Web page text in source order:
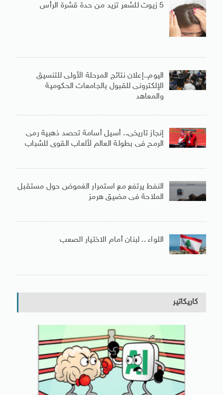
5 زيوت للشعر تزيد من حدة قشرة الرأس
اليوم..إعلان نتائج المرحلة الأولى للتنسيق
الإلكترونى للقبول بالجامعات الحكومية
والمعاهد
إنجاز تاريخى.. أسيل أسامة تحصد ذهبية رمى
الرمح فى بطولة العالم لألعاب القوى للشباب
النفط يرتفع مع استمرار الغموض حول مستقبل
الملاحة فى مضيق هرمز
اللواء .. لبنان أمام الاختيار الصعب
كاريكاتير